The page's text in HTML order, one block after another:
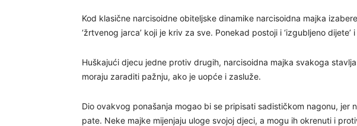
Kod klasične narcisoidne obiteljske dinamike narcisoidna majka
‘žrtvenog jarca’ koji je kriv za sve. Ponekad postoji i ‘izgubljeno dijete’
Huškajući djecu jedne protiv drugih, narcisoidna majka svakoga
moraju zaraditi pažnju, ako je uopće i zasluže.
Dio ovakvog ponašanja mogao bi se pripisati sadističkom nagonu, jer
pate. Neke majke mijenjaju uloge svojoj djeci, a mogu ih okrenuti i